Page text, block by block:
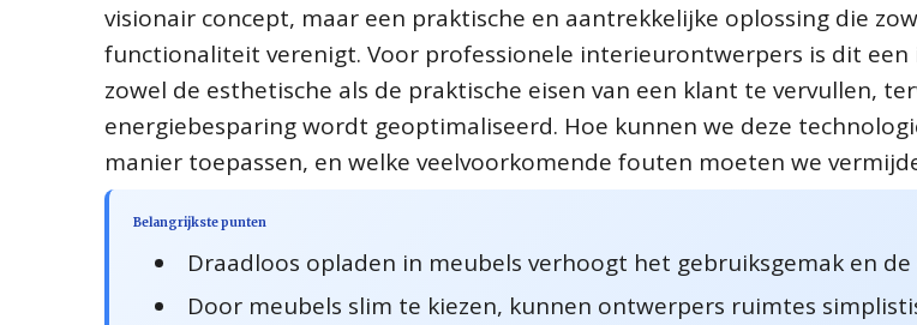
visionair concept, maar een praktische en aantrekkelijke oplossing die
functionaliteit verenigt. Voor professionele interieurontwerpers is dit
zowel de esthetische als de praktische eisen van een klant te vervullen,
energiebesparing wordt geoptimaliseerd. Hoe kunnen we deze
manier toepassen, en welke veelvoorkomende fouten moeten we
Belangrijkste punten
Draadloos opladen in meubels verhoogt het gebruiksgemak en
Door meubels slim te kiezen, kunnen ontwerpers ruimtes